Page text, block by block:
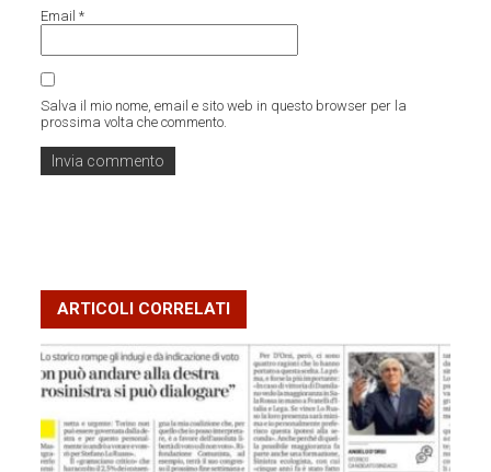
Email*
Salva il mio nome, email e sito web in questo browser per la
prossima volta che commento.
ARTICOLI CORRELATI